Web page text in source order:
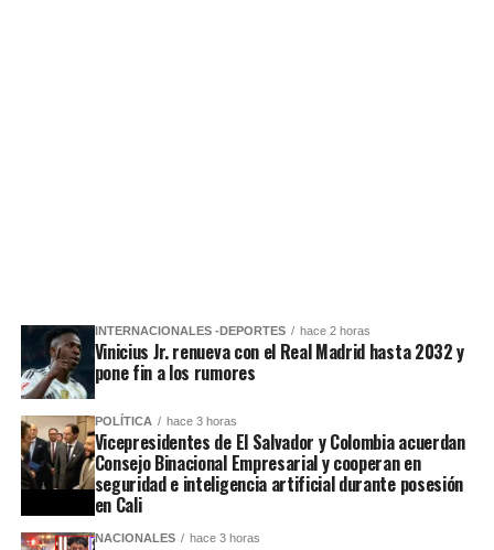
INTERNACIONALES -DEPORTES hace 2 horas
Vinicius Jr. renueva con el Real Madrid hasta 2032 y
pone fin a los rumores
POLÍTICA hace 3 horas
Vicepresidentes de El Salvador y Colombia acuerdan
Consejo Binacional Empresarial y cooperan en
seguridad e inteligencia artificial durante posesión
en Cali
NACIONALES hace 3 horas